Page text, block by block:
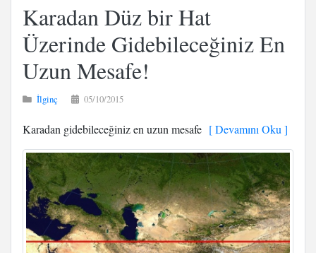
Karadan Düz bir Hat
Üzerinde Gidebileceğiniz En
Uzun Mesafe!
İlginç 05/10/2015
Karadan gidebileceğiniz en uzun mesafe [ Devamını Oku ]